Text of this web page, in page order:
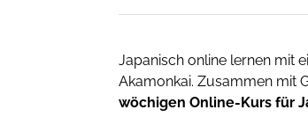
Japanisch online lernen mit
Akamonkai. Zusammen mit
wöchigen Online-Kurs für